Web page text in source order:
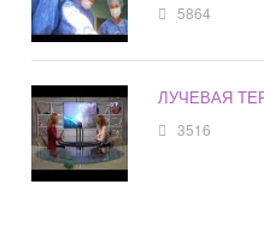
5864
ЛУЧЕВАЯ
3516